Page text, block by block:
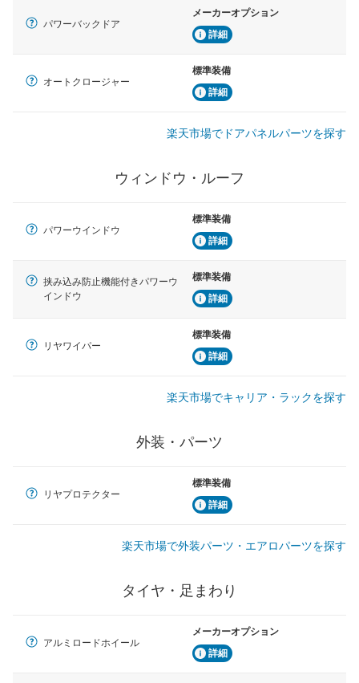
パワーバックドア
メーカーオプション
詳細
オートクロージャー
標準装備
詳細
楽天市場でドアパネルパーツを探す
ウィンドウ・ルーフ
パワーウインドウ
標準装備
詳細
挟み込み防止機能付きパワーウ
インドウ
標準装備
詳細
リヤワイパー
標準装備
詳細
楽天市場でキャリア・ラックを探す
外装・パーツ
リヤプロテクター
標準装備
詳細
楽天市場で外装パーツ・エアロパーツを探す
タイヤ・足まわり
アルミロードホイール
メーカーオプション
詳細